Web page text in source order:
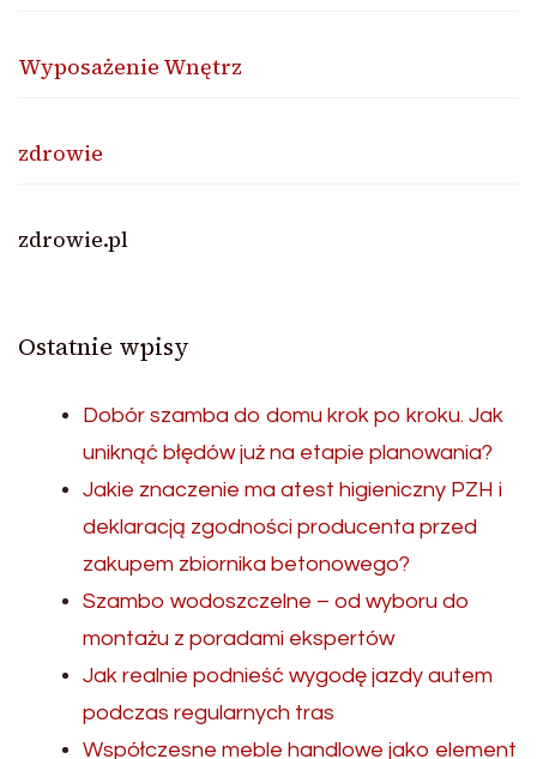
Wyposażenie Wnętrz
zdrowie
zdrowie.pl
Ostatnie wpisy
Dobór szamba do domu krok po kroku. Jak
uniknąć błędów już na etapie planowania?
Jakie znaczenie ma atest higieniczny PZH i
deklaracją zgodności producenta przed
zakupem zbiornika betonowego?
Szambo wodoszczelne – od wyboru do
montażu z poradami ekspertów
Jak realnie podnieść wygodę jazdy autem
podczas regularnych tras
Współczesne meble handlowe jako element